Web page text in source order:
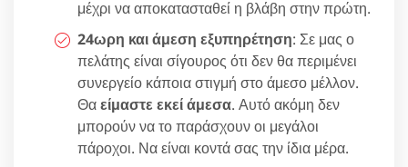
μέχρι να αποκατασταθεί η βλάβη στην πρώτη.
24ωρη και άμεση εξυπηρέτηση: Σε μας ο
πελάτης είναι σίγουρος ότι δεν θα περιμένει
συνεργείο κάποια στιγμή στο άμεσο μέλλον.
Θαείμαστε εκεί άμεσα. Αυτό ακόμη δεν
μπορούν να το παράσχουν οι μεγάλοι
πάροχοι. Να είναι κοντά σας την ίδια μέρα.